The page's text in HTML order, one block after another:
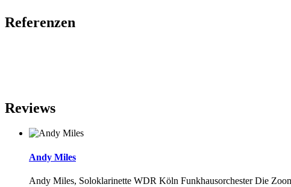
Referenzen
Reviews
Andy Miles
Andy Miles, Soloklarinette WDR Köln Funkhausorchester Die